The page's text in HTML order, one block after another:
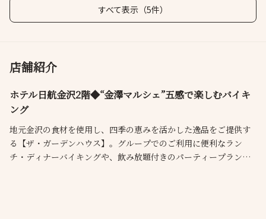
すべて表示（5件）
店舗紹介
ホテル日航金沢2階◆“金澤マルシェ”五感で楽しむバイキ
ング
地元金沢の食材を使用し、四季の恵みを活かした逸品をご提供す
る【ザ・ガーデンハウス】。グループでのご利用に便利なラン
チ・ディナーバイキングや、飲み放題付きのパーティープランも